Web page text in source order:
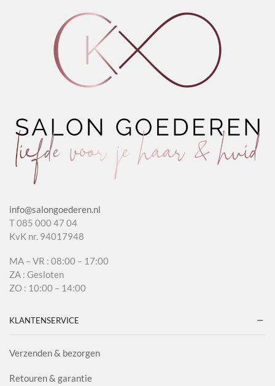
info@salongoederen.nl
T 085 000 47 04
KvK nr. 94017948
MA – VR : 08:00 – 17:00
ZA : Gesloten
ZO : 10:00 – 14:00
KLANTENSERVICE
Verzenden & bezorgen
Retouren & garantie